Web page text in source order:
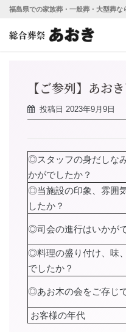
福島県での家族葬・一般葬・大型葬な
【ご参列】あお
投稿日 2023年9月9日
◎スタッフの身だしな
かがでしたか？
◎当施設の印象、雰囲
したか？
◎司会の進行はいかが
◎料理の盛り付け、味
でしたか？
◎あお木の会をご存じ
お客様の年代